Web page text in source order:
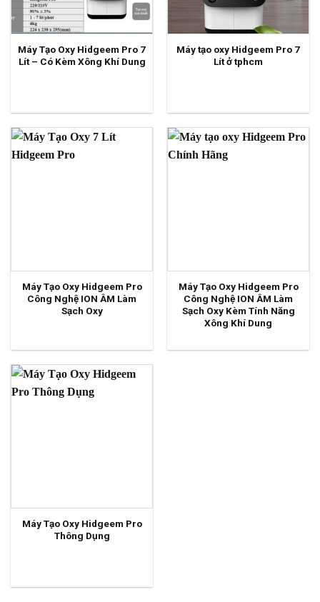
Máy Tạo Oxy Hidgeem Pro 7
Lít – Có Kèm Xông Khí Dung
Máy tạo oxy Hidgeem Pro 7
Lít ở tphcm
Máy Tạo Oxy Hidgeem Pro
Công Nghệ ION ÂM Làm
Sạch Oxy
Máy Tạo Oxy Hidgeem Pro
Công Nghệ ION ÂM Làm
Sạch Oxy Kèm Tính Năng
Xông Khí Dung
Máy Tạo Oxy Hidgeem Pro
Thông Dụng